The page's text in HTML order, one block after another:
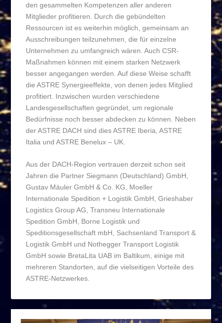
den gesammelten Kompetenzen aller anderen
Mitglieder profitieren. Durch die gebündelten
Ressourcen ist es weiterhin möglich, gemeinsam an
Ausschreibungen teilzunehmen, die für einzelne
Unternehmen zu umfangreich wären. Auch CSR-
Maßnahmen können mit einem starken Netzwerk
besser angegangen werden. Auf diese Weise schafft
die ASTRE Synergieeffekte, von denen jedes Mitglied
profitiert. Inzwischen wurden verschiedene
Landesgesellschaften gegründet, um regionale
Bedürfnisse noch besser abdecken zu können. Neben
der ASTRE DACH sind dies ASTRE Iberia, ASTRE
Italia und ASTRE Benelux – UK.
Aus der DACH-Region vertrauen derzeit schon seit
Jahren die Partner Siegmann (Deutschland) GmbH,
Gustav Mäuler GmbH & Co. KG, Moeller
Internationale Spedition + Logistik GmbH, Grieshaber
Logistics Group AG, Transneu Internationale
Spedition GmbH, Borne Logistik und
Speditionsgesellschaft mbH, Sachsenland Transport &
Logistik GmbH und Nothegger Transport Logistik
GmbH sowie BretaLita UAB im Baltikum, einige mit
mehreren Standorten, auf die vielseitigen Vorteile des
ASTRE-Netzwerkes.